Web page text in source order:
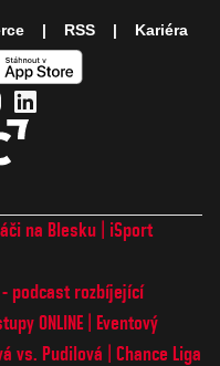
na Blesku
iSport
podcast rozbíjející
ONLINE
Eventový
vs. Pudilová
Chance Liga
RSS Kariéra